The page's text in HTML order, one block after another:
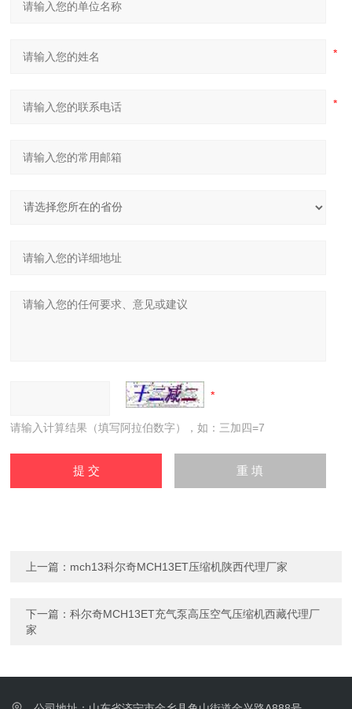
请输入计算结果（填写阿拉伯数字），如：三加四=7
上一篇： mch13科尔奇MCH13ET压缩机陕西代理厂家
下一篇：科尔奇MCH13ET充气泵高压空气压缩机西藏代理厂
家